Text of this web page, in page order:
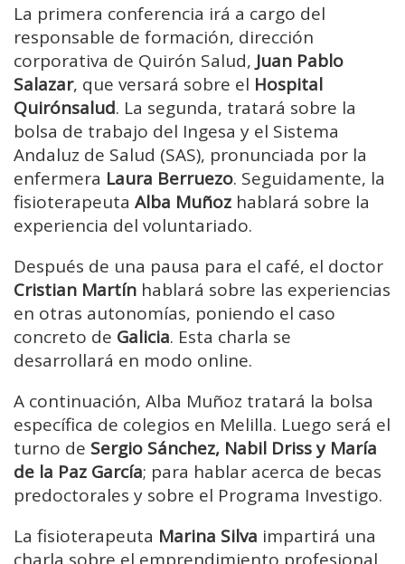
La primera conferencia irá a cargo del
responsable de formación, dirección
corporativa de Quirón Salud, Juan Pablo
Salazar, que versará sobre el Hospital
Quirónsalud. La segunda, tratará sobre la
bolsa de trabajo del Ingesa y el Sistema
Andaluz de Salud (SAS), pronunciada por la
enfermera Laura Berruezo. Seguidamente, la
fisioterapeuta Alba Muñoz hablará sobre la
experiencia del voluntariado.
Después de una pausa para el café, el doctor
Cristian Martín hablará sobre las experiencias
en otras autonomías, poniendo el caso
concreto de Galicia. Esta charla se
desarrollará en modo online.
A continuación, Alba Muñoz tratará la bolsa
específica de colegios en Melilla. Luego será el
turno de Sergio Sánchez, Nabil Driss y María
de la Paz García; para hablar acerca de becas
predoctorales y sobre el Programa Investigo.
La fisioterapeuta Marina Silva impartirá una
charla sobre el emprendimiento profesional